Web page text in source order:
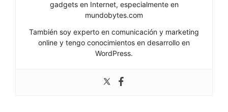
gadgets en Internet, especialmente en
mundobytes.com
También soy experto en comunicación y marketing
online y tengo conocimientos en desarrollo en
WordPress.